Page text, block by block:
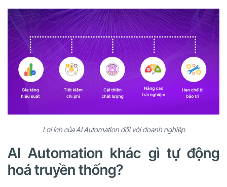
Lợi ích của AI Automation đối với doanh nghiệp
AI Automation khác gì tự động
hoá truyền thống?